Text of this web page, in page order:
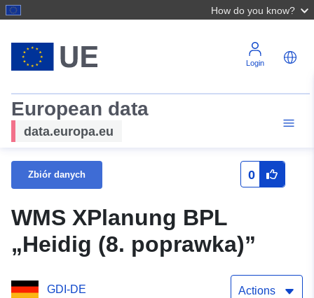
How do you know?
Login
European data
data.europa.eu
Zbiór danych 0
WMS XPlanung BPL
„Heidig (8. poprawka)”
GDI-DE Actions